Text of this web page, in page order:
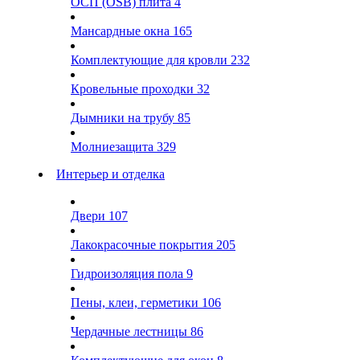
Мансардные окна 165
Комплектующие для кровли 232
Кровельные проходки 32
Дымники на трубу 85
Молниезащита 329
Интерьер и отделка
Двери 107
Лакокрасочные покрытия 205
Гидроизоляция пола 9
Пены, клеи, герметики 106
Чердачные лестницы 86